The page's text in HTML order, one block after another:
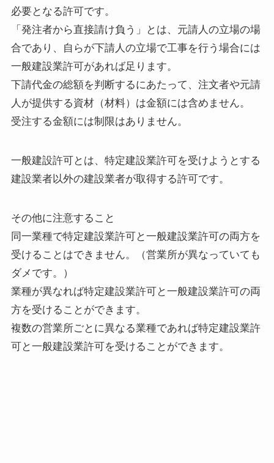
必要となる許可です。
「発注者から直接請け負う」とは、元請人の立場の場
合であり、自らが下請人の立場で工事を行う場合には
一般建設業許可があれば足ります。
下請代金の総額を判断するにあたって、注文者や元請
人が提供する資材（材料）は金額には含めません。
受注する金額には制限はありません。
一般建設許可とは、特定建設業許可を受けようとする
建設業者以外の建設業者が取得する許可です。
その他に注意すること
同一業種で特定建設業許可と一般建設業許可の両方を
受けることはできません。（営業所が異なっていても
ダメです。）
業種が異なれば特定建設業許可と一般建設業許可の両
方を受けることができます。
複数の営業所ごとに異なる業種であれば特定建設業許
可と一般建設業許可を受けることができます。